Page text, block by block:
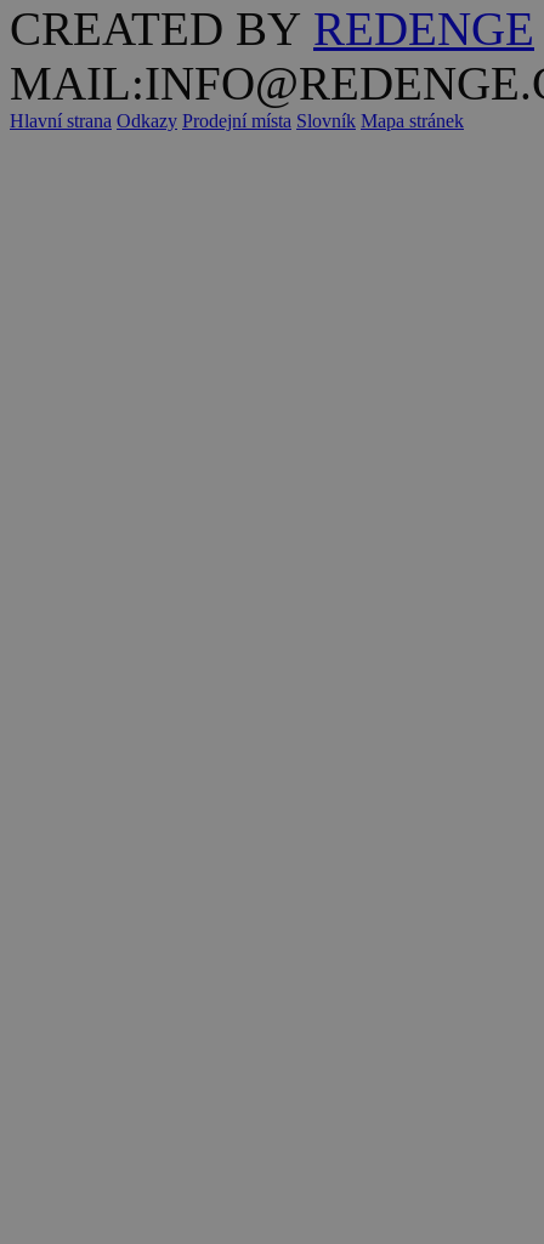
CREATED BY REDENGE
Hlavní strana Odkazy Prodejní místa Slovník Mapa stránek